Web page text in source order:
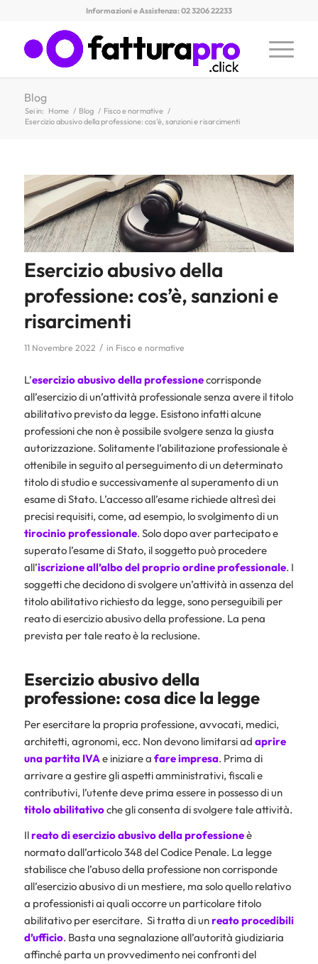
Informazioni e Assistenza: 02 3206 22233
Blog
Sei in: Home / Blog / Fisco e normative /
Esercizio abusivo della professione: cos’è, sanzioni e risarcimenti
Esercizio abusivo della
professione: cos’è, sanzioni e
risarcimenti
11 Novembre 2022 / in Fisco e normative
L’esercizio abusivo della professionecorrisponde
all’esercizio di un’attività professionale senza avere il titolo
abilitativo previsto da legge. Esistono infatti alcune
professioni che non è possibile svolgere senza la giusta
autorizzazione. Solitamente l’abilitazione professionale è
ottenibile in seguito al perseguimento di un determinato
titolo di studio e successivamente al superamento di un
esame di Stato. L’accesso all’esame richiede altresì dei
precisi requisiti, come, ad esempio, lo svolgimento di un
tirocinio professionale. Solo dopo aver partecipato e
superato l’esame di Stato, il soggetto può procedere
all’iscrizione all’albo del proprio ordine professionale. I
soggetti che decidono di svolgere un’attività in assenza del
titolo abilitativo richiesto da legge, sono perseguibili per
reato di esercizio abusivo della professione. La pena
prevista per tale reato è la reclusione.
Esercizio abusivo della
professione: cosa dice la legge
Per esercitare la propria professione, avvocati, medici,
architetti, agronomi, ecc. Non devono limitarsi ad aprire
una partita IVAe iniziare a fare impresa. Prima di
arrivare a gestire gli aspetti amministrativi, fiscali e
contributivi, l’utente deve prima essere in possesso di un
titolo abilitativoche gli consenta di svolgere tale attività.
Ilreato di esercizio abusivo della professioneè
normato dall’articolo 348 del Codice Penale. La legge
stabilisce che l’abuso della professione non corrisponde
all’esercizio abusivo di un mestiere, ma solo quello relativo
a professionisti ai quali occorre un particolare titolo
abilitativo per esercitare. Si tratta di unreato procedibili
d’ufficio. Basta una segnalazione all’autorità giudiziaria
affinché parta un provvedimento nei confronti del